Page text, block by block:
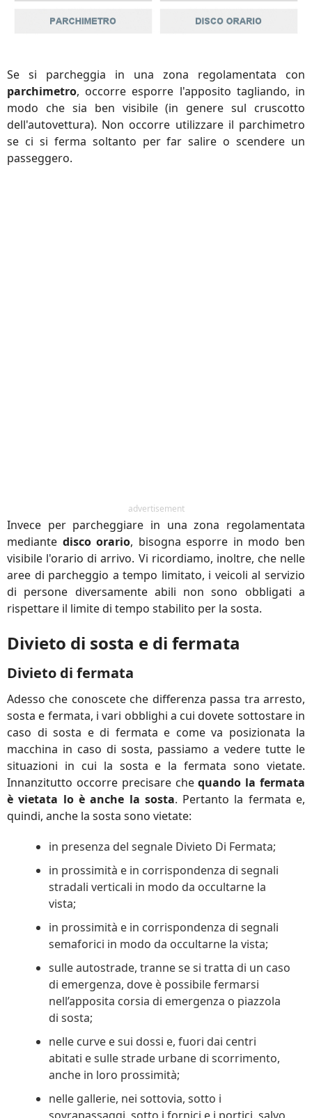
Se si parcheggia in una zona regolamentata con
parchimetro, occorre esporre l'apposito tagliando, in
modo che sia ben visibile (in genere sul cruscotto
dell'autovettura). Non occorre utilizzare il parchimetro
se ci si ferma soltanto per far salire o scendere un
passeggero.
advertisement
Invece per parcheggiare in una zona regolamentata
mediante disco orario, bisogna esporre in modo ben
visibile l'orario di arrivo. Vi ricordiamo, inoltre, che nelle
aree di parcheggio a tempo limitato, i veicoli al servizio
di persone diversamente abili non sono obbligati a
rispettare il limite di tempo stabilito per la sosta.
Divieto di sosta e di fermata
Divieto di fermata
Adesso che conoscete che differenza passa tra arresto,
sosta e fermata, i vari obblighi a cui dovete sottostare in
caso di sosta e di fermata e come va posizionata la
macchina in caso di sosta, passiamo a vedere tutte le
situazioni in cui la sosta e la fermata sono vietate.
Innanzitutto occorre precisare chequando la fermata
è vietata lo è anche la sosta. Pertanto la fermata e,
quindi, anche la sosta sono vietate:
in presenza del segnale Divieto Di Fermata;
in prossimità e in corrispondenza di segnali
stradali verticali in modo da occultarne la
vista;
in prossimità e in corrispondenza di segnali
semaforici in modo da occultarne la vista;
sulle autostrade, tranne se si tratta di un caso
di emergenza, dove è possibile fermarsi
nell’apposita corsia di emergenza o piazzola
di sosta;
nelle curve e sui dossi e, fuori dai centri
abitati e sulle strade urbane di scorrimento,
anche in loro prossimità;
nelle gallerie, nei sottovia, sotto i